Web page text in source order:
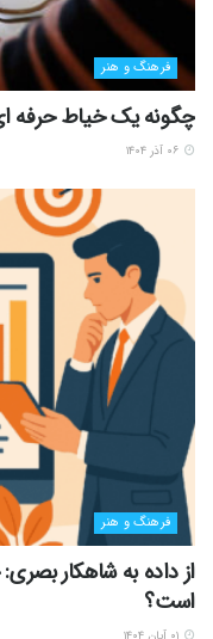
فرهنگ و هنر
چگونه یک خیاط حرفه
فرهنگ و هنر
از داده به شاهکار بصری:
است؟